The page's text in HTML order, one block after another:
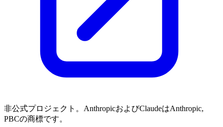
非公式プロジェクト。AnthropicおよびClaudeはAnthropic,
PBCの商標です。